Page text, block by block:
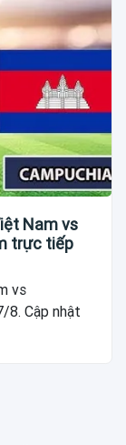
Nam vs
trực tiếp
vs
8. Cập nhật